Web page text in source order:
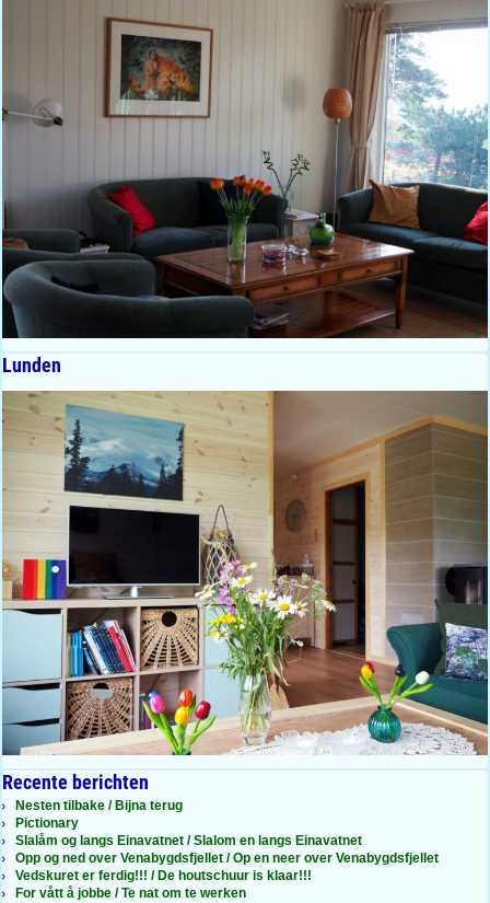
Lunden
Recente berichten
Nesten tilbake / Bijna terug
Pictionary
Slalåm og langs Einavatnet / Slalom en langs Einavatnet
Opp og ned over Venabygdsfjellet / Op en neer over Venabygdsfjellet
Vedskuret er ferdig!!! / De houtschuur is klaar!!!
For vått å jobbe / Te nat om te werken